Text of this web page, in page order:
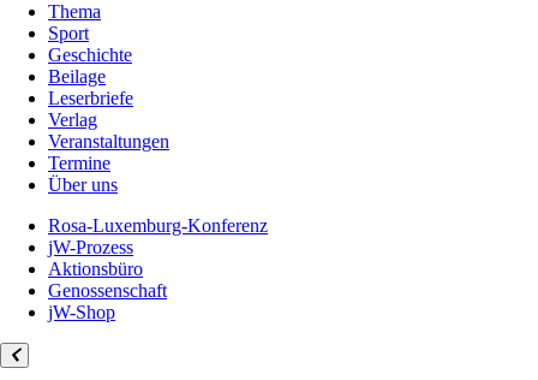
Thema
Sport
Geschichte
Beilage
Leserbriefe
Verlag
Veranstaltungen
Termine
Über uns
Rosa-Luxemburg-Konferenz
jW-Prozess
Aktionsbüro
Genossenschaft
jW-Shop